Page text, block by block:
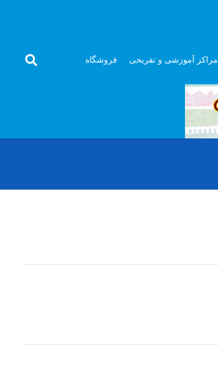
مراکز آموزشی و تفریحی فروشگاه